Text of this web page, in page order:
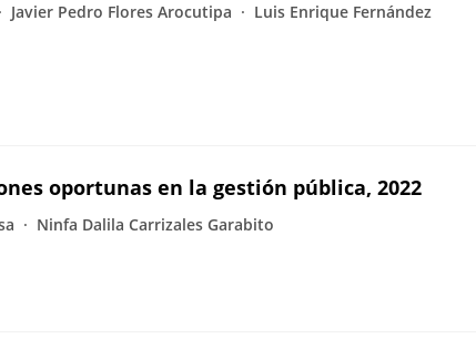
Javier Pedro Flores Arocutipa
Luis Enrique Fernández
oportunas en la gestión pública, 2022
Ninfa Dalila Carrizales Garabito